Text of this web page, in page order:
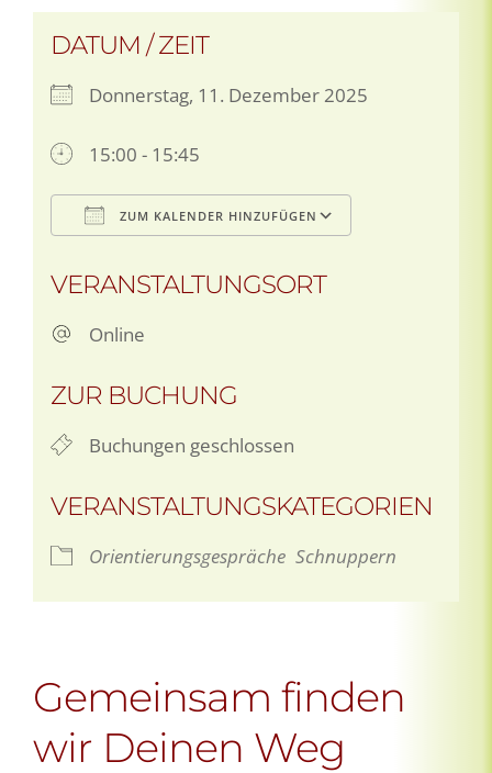
DATUM / ZEIT
Donnerstag, 11. Dezember 2025
15:00 - 15:45
ZUM KALENDER HINZUFÜGEN
VERANSTALTUNGSORT
Online
ZUR BUCHUNG
Buchungen geschlossen
VERANSTALTUNGSKATEGORIEN
Orientierungsgespräche Schnuppern
Gemeinsam finden
wir Deinen Weg